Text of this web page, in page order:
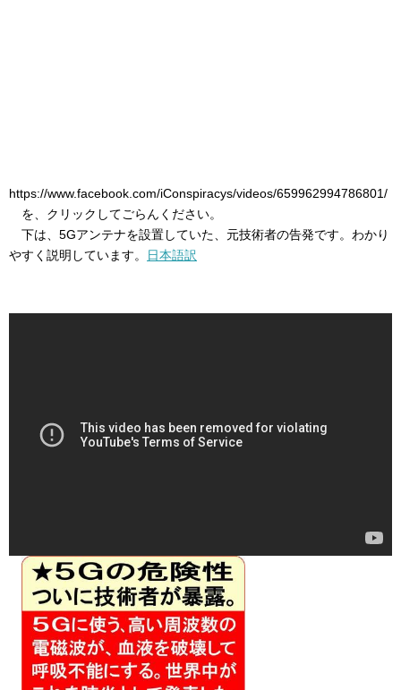
https://www.facebook.com/iConspiracys/videos/659962994786801/
を、クリックしてごらんください。
下は、5Gアンテナを設置していた、元技術者の告発です。わかり
やすく説明しています。
日本語訳